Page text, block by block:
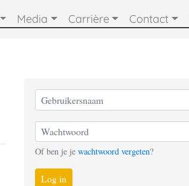
Media Carrière Contact
Of ben je je wachtwoord vergeten?
Log in